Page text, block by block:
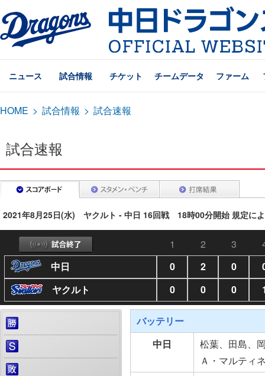
ニュース 試合情報 チケット チームデータ ファーム
HOME > 試合情報 > 試合速報
試合速報
2021年8月25日(水) ヤクルト - 中日 16回戦 18時00分開始 規定に
1 2 3
中日
0 2 0
ヤクルト
0 0 0
バッテリー
中日
松葉、田島、
Ａ・マルティ